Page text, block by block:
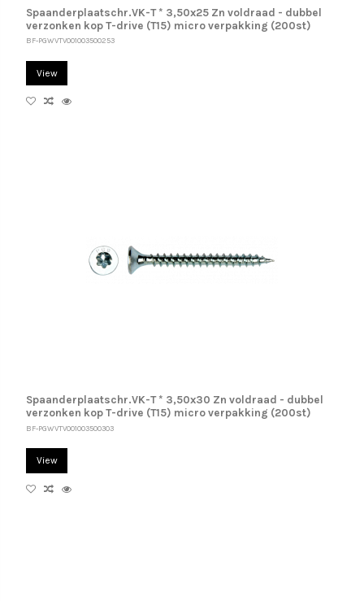
Spaanderplaatschr.VK-T * 3,50x25 Zn voldraad - dubbel
verzonken kop T-drive (T15) micro verpakking (200st)
BF-PGWVTV001003500253
View
Spaanderplaatschr.VK-T * 3,50x30 Zn voldraad - dubbel
verzonken kop T-drive (T15) micro verpakking (200st)
BF-PGWVTV001003500303
View